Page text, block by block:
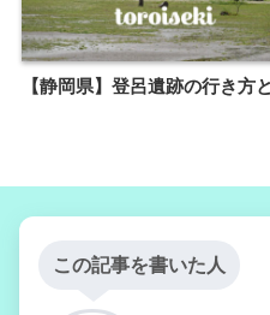
【静岡県】登呂遺跡の行き方
この記事を書いた人